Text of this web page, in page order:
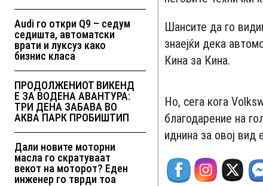
Audi го откри Q9 – седум
седишта, автоматски
врати и луксуз како
бизнис класа
ПРОДОЛЖЕНИОТ ВИКЕНД
Е ЗА ВОДЕНА АВАНТУРА:
ТРИ ДЕНА ЗАБАВА ВО
АКВА ПАРК ПРОБИШТИП
Дали новите моторни
масла го скратуваат
векот на моторот? Еден
инженер го тврди тоа
Шансите да го
знаејќи дека
Кина за Кина.
Но, сега кога
благодарение на
иднина за овој вид